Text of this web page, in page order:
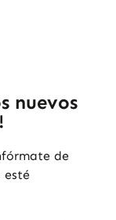
nuevos
de
esté